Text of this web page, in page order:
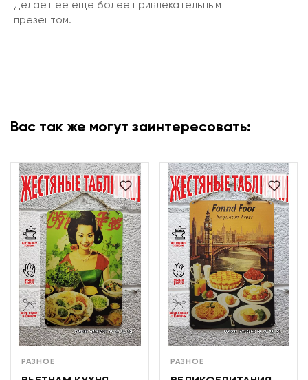
делает ее еще более привлекательным
презентом.
Вас так же могут заинтересовать:
РАЗНОЕ РАЗНОЕ